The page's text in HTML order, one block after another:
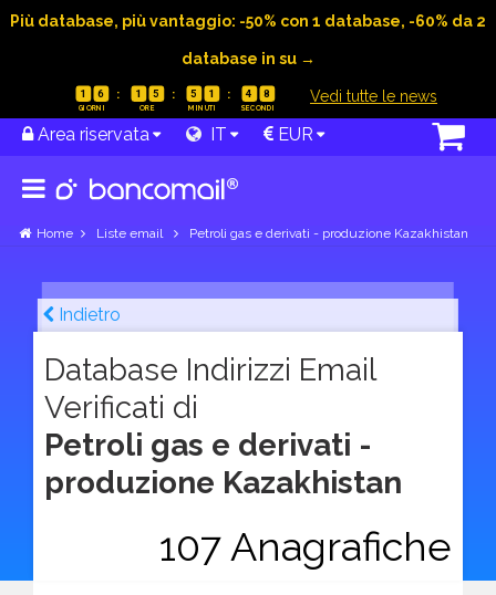
Più database, più vantaggio: -50% con 1 database, -60% da 2
database in su →
1 6 1 5 5 1 4 7 Vedi tutte le news
Area riservata IT EUR
Home Liste email Petroli gas e derivati - produzione Kazakhistan
Indietro
Database Indirizzi Email
Verificati di
Petroli gas e derivati -
produzione Kazakhistan
107 Anagrafiche